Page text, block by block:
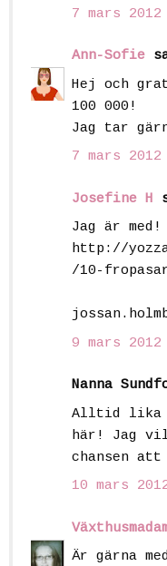
7 mars
Ann-Sofie
Hej och
100 000!
Jag tar
7 mars
Josefine H
Jag är
http://
/10-
9 mars
Nanna
Alltid
här! Jag
chansen
10 mars
Är gärna